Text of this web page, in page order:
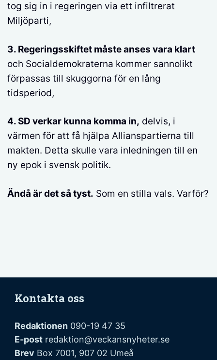
tog sig in i regeringen via ett infiltrerat
Miljöparti,
3. Regeringsskiftet måste anses vara klart
och Socialdemokraterna kommer sannolikt
förpassas till skuggorna för en lång
tidsperiod,
4. SD verkar kunna komma in, delvis, i
värmen för att få hjälpa Allianspartierna till
makten. Detta skulle vara inledningen till en
ny epok i svensk politik.
Ändå är det så tyst. Som en stilla vals. Varför?
Kontakta oss
Redaktionen 090-19 47 35
E-post redaktion@veckansnyheter.se
Brev Box 7001, 907 02 Umeå